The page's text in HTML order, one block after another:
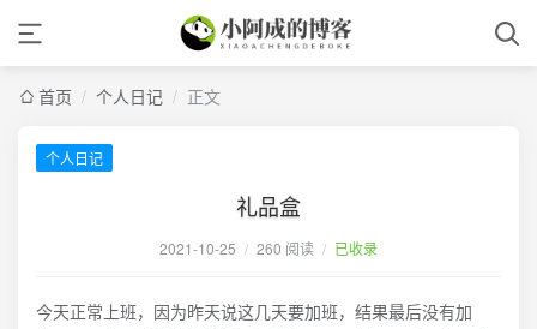
首页 / 个人日记 / 正文
个人日记
礼品盒
2021-10-25 / 260 阅读 / 已收录
今天正常上班，因为昨天说这几天要加班，结果最后没有加